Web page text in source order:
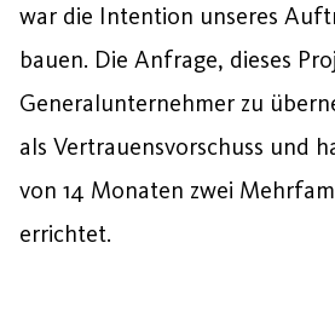
war die Intention unseres
bauen. Die Anfrage, dieses
Generalunternehmer zu
als Vertrauensvorschuss und
von 14 Monaten zwei
errichtet.